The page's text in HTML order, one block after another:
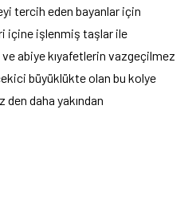
tercih eden bayanlar için
içine işlenmiş taşlar ile
abiye kıyafetlerin vazgeçilmez
büyüklükte olan bu kolye
daha yakından